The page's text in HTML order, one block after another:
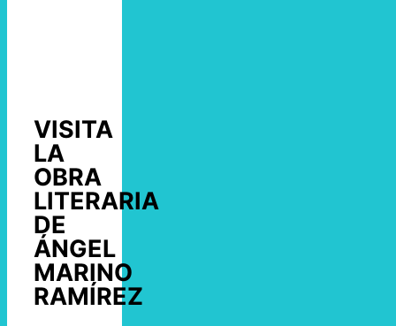
VISITA
LA
OBRA
LITERARIA
DE
ÁNGEL
MARINO
RAMÍREZ